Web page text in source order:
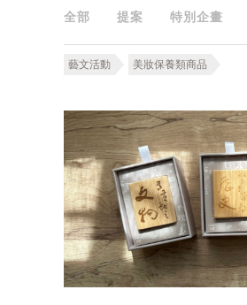
全部 提案 特別企畫
藝文活動 美妝保養類商品